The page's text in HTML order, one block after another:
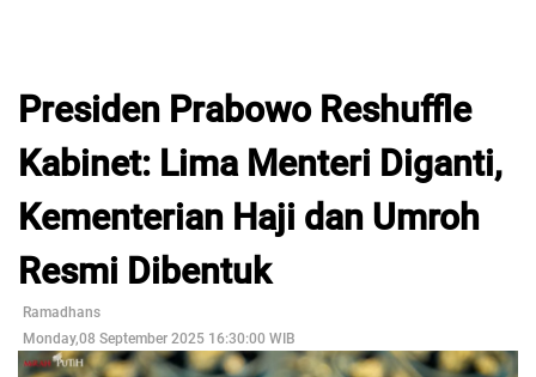
Presiden Prabowo Reshuffle
Kabinet: Lima Menteri Diganti,
Kementerian Haji dan Umroh
Resmi Dibentuk
Ramadhans
Monday,08 September 2025 16:30:00 WIB